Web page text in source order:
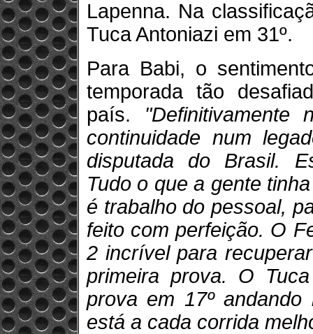
Lapenna. Na
Tuca Antoniazi em 31º.
Para Babi, o
temporada tão
país.
continuidade num
disputada do Brasil.
Tudo o que a gente
é trabalho do pessoal,
feito com perfeição. O
2 incrível para
primeira prova. O
prova em 17º
está a cada corrida